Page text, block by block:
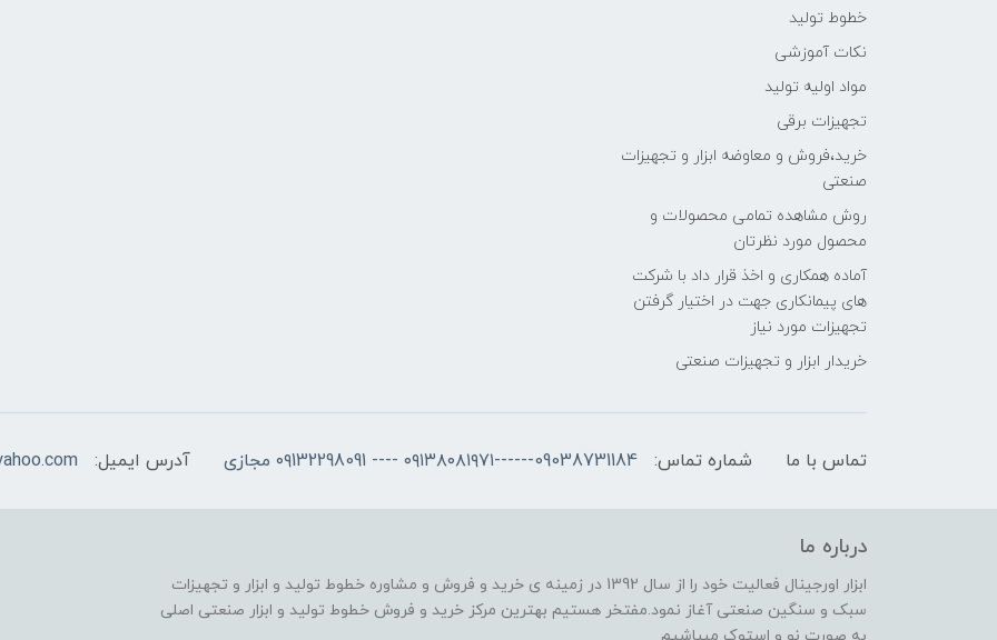
خطوط تولید
نکات آموزشی
مواد اولیه تولید
تجهیزات برقی
خرید،فروش و معاوضه ابزار و تجهیزات
صنعتی
روش مشاهده تمامی محصولات و
محصول مورد نظرتان
آماده همکاری و اخذ قرار داد با شرکت
های پیمانکاری جهت در اختیار گرفتن
تجهیزات مورد نیاز
خریدار ابزار و تجهیزات صنعتی
تماس با ما شماره تماس: 09038731184------۰۹۱۳۸۰۸۱۹۷۱ ---- ۰۹132298091 مجازی آدرس ایمیل:
درباره ما
ابزار اورجینال فعالیت خود را از سال 1392 در زمینه ی خرید و فروش و مشاوره خطوط تولید و ابزار و تجهیزات
سبک و سنگین صنعتی آغاز نمود.مفتخر هستیم بهترین مرکز خرید و فروش خطوط تولید و ابزار صنعتی اصلی